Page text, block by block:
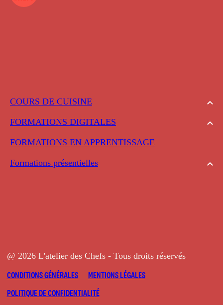
COURS DE CUISINE
FORMATIONS DIGITALES
FORMATIONS EN APPRENTISSAGE
Formations présentielles
@ 2026 L'atelier des Chefs - Tous droits réservés
CONDITIONS GÉNÉRALES
MENTIONS LÉGALES
POLITIQUE DE CONFIDENTIALITÉ